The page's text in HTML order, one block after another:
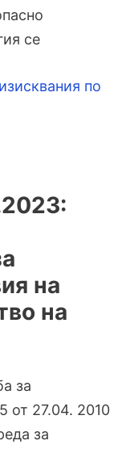
се
по
на
на
за
от 27.04. 2010
за